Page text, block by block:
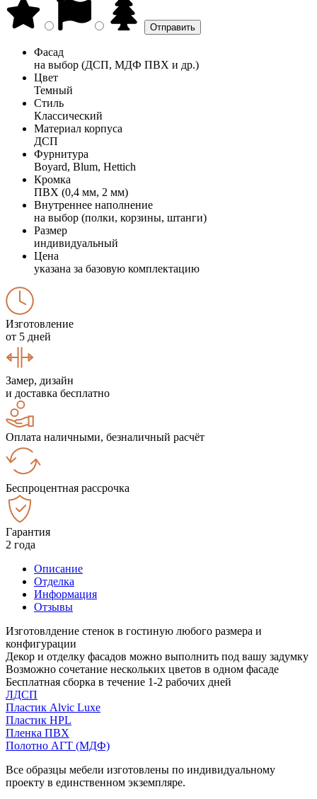
Фасад
на выбор (ДСП, МДФ ПВХ и др.)
Цвет
Темный
Стиль
Классический
Материал корпуса
ДСП
Фурнитура
Boyard, Blum, Hettich
Кромка
ПВХ (0,4 мм, 2 мм)
Внутреннее наполнение
на выбор (полки, корзины, штанги)
Размер
индивидуальный
Цена
указана за базовую комплектацию
Изготовление
от 5 дней
Замер, дизайн
и доставка бесплатно
Оплата наличными, безналичный расчёт
Беспроцентная рассрочка
Гарантия
2 года
Описание
Отделка
Информация
Отзывы
Изготовлдение стенок в гостиную любого размера и
конфигурации
Декор и отделку фасадов можно выполнить под вашу задумку
Возможно сочетание нескольких цветов в одном фасаде
Бесплатная сборка в течение 1-2 рабочих дней
ЛДСП
Пластик Alvic Luxe
Пластик HPL
Пленка ПВХ
Полотно АГТ (МДФ)
Все образцы мебели изготовлены по индивидуальному
проекту в единственном экземпляре.